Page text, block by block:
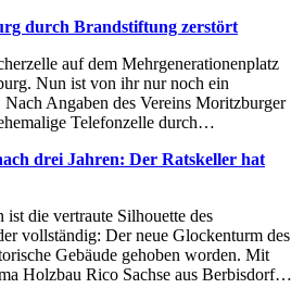
durch Brandstiftung zerstört
auf dem Mehrgenerationenplatz
Nun ist von ihr nur noch ein
Angaben des Vereins Moritzburger
Telefonzelle durch…
drei Jahren: Der Ratskeller hat
ist die vertraute Silhouette des
vollständig: Der neue Glockenturm des
Gebäude gehoben worden. Mit
Holzbau Rico Sachse aus Berbisdorf…